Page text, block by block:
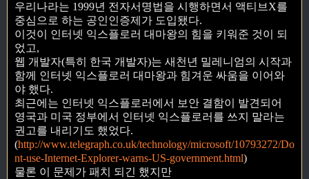
우리나라는 1999년 전자서명법을 시행하면서 액티브X를
중심으로 하는 공인인증제가 도입됐다.
이것이 인터넷 익스플로러 대마왕의 힘을 키워준 것이 되
었고,
웹 개발자(특히 한국 개발자)는 새천년 밀레니엄의 시작과
함께 인터넷 익스플로러 대마왕과 힘겨운 싸움을 이어와
야 했다.
최근에는 인터넷 익스플로러에서 보안 결함이 발견되어
영국과 미국 정부에서 인터넷 익스플로러를 쓰지 말라는
권고를 내리기도 했었다.
(http://www.telegraph.co.uk/technology/microsoft/10793272/Do
nt-use-Internet-Explorer-warns-US-government.html)
물론 이 문제가 패치 되긴 했지만